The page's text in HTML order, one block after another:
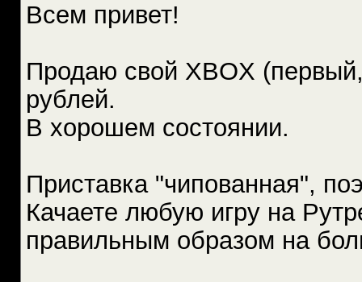
Всем привет!
Продаю свой XBOX
рублей.
В хорошем состоянии.
Приставка "чипованная",
Качаете любую игру на
правильным образом на